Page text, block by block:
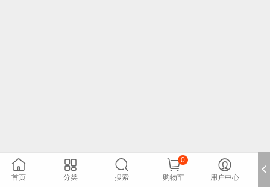

首页

分类

搜索

购物车
0 
用户中心